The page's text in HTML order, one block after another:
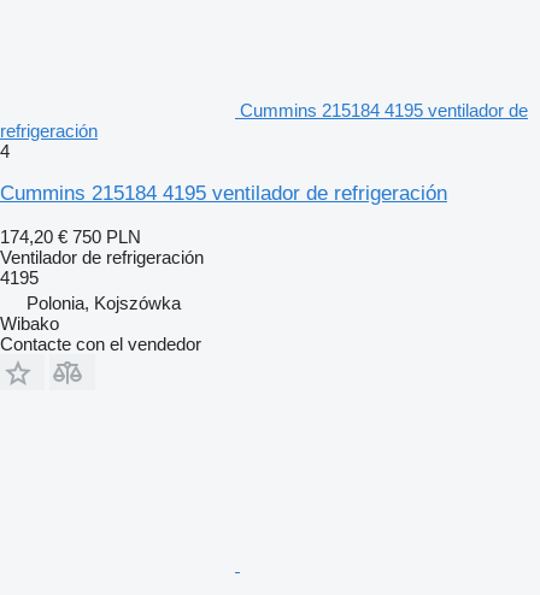
Cummins 215184 4195 ventilador de
refrigeración
4
Cummins 215184 4195 ventilador de refrigeración
174,20 € 750 PLN
Ventilador de refrigeración
4195
Polonia, Kojszówka
Wibako
Contacte con el vendedor